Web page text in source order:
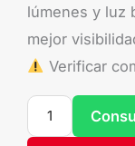
lúmenes y luz
mejor
Verificar